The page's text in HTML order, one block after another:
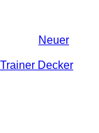
Neuer
Decker